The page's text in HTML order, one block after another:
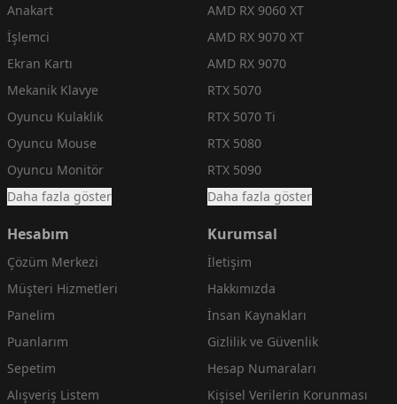
Anakart
İşlemci
Ekran Kartı
Mekanik Klavye
Oyuncu Kulaklık
Oyuncu Mouse
Oyuncu Monitör
Daha fazla göster
AMD RX 9060 XT
AMD RX 9070 XT
AMD RX 9070
RTX 5070
RTX 5070 Ti
RTX 5080
RTX 5090
Daha fazla göster
Hesabım
Çözüm Merkezi
Müşteri Hizmetleri
Panelim
Puanlarım
Sepetim
Alışveriş Listem
Kurumsal
İletişim
Hakkımızda
İnsan Kaynakları
Gizlilik ve Güvenlik
Hesap Numaraları
Kişisel Verilerin Korunması